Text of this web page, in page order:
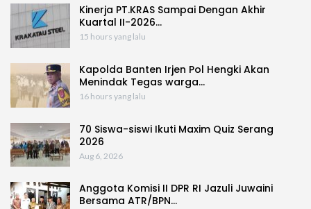
Kinerja PT.KRAS Sampai Dengan Akhir
Kuartal II-2026…
15 hours yang lalu
Kapolda Banten Irjen Pol Hengki Akan
Menindak Tegas warga…
16 hours yang lalu
70 Siswa-siswi Ikuti Maxim Quiz Serang
2026
Aug 6, 2026
Anggota Komisi II DPR RI Jazuli Juwaini
Bersama ATR/BPN…